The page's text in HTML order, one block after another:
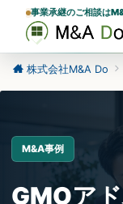
事業承継のご相談は
株式会社M&A Do
M&A事例
GMOア